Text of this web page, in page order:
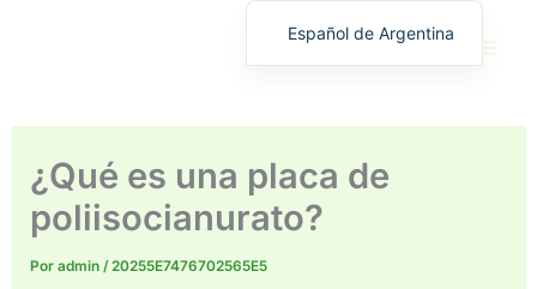
¿Qué es una placa de
poliisocianurato?
Poradmin/20255E7476702565E5
Español de Argentina
日本語
Español